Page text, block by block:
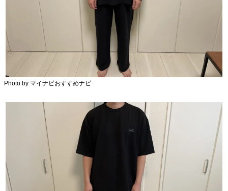
Photo by マイナビおすすめナビ